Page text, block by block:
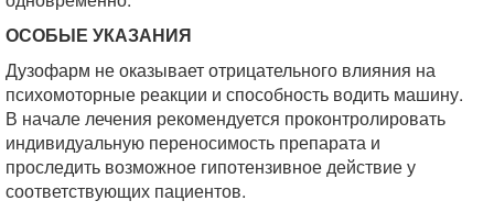
ОСОБЫЕ УКАЗАНИЯ
Дузофарм не оказывает отрицательного влияния на
психомоторные реакции и способность водить машину.
В начале лечения рекомендуется проконтролировать
индивидуальную переносимость препарата и
проследить возможное гипотензивное действие у
соответствующих пациентов.